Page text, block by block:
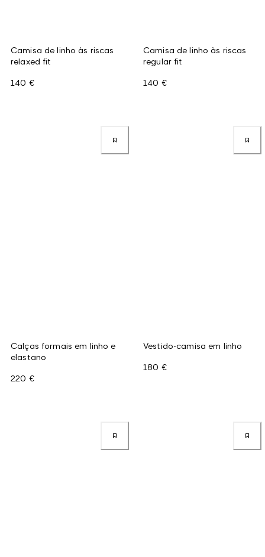
Camisa de linho às riscas
relaxed fit
140 €
Camisa de linho às riscas
regular fit
140 €
Calças formais em linho e
elastano
220 €
Vestido-camisa em linho
180 €